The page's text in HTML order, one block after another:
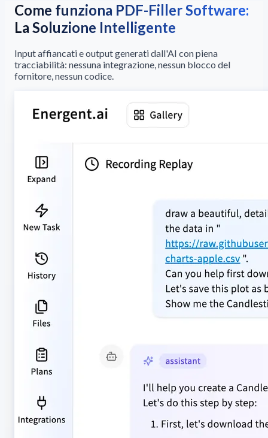
Come funziona PDF-Filler Software:
La Soluzione Intelligente
Input affiancati e output generati dall'AI con piena
tracciabilità: nessuna integrazione, nessun blocco del
fornitore, nessun codice.